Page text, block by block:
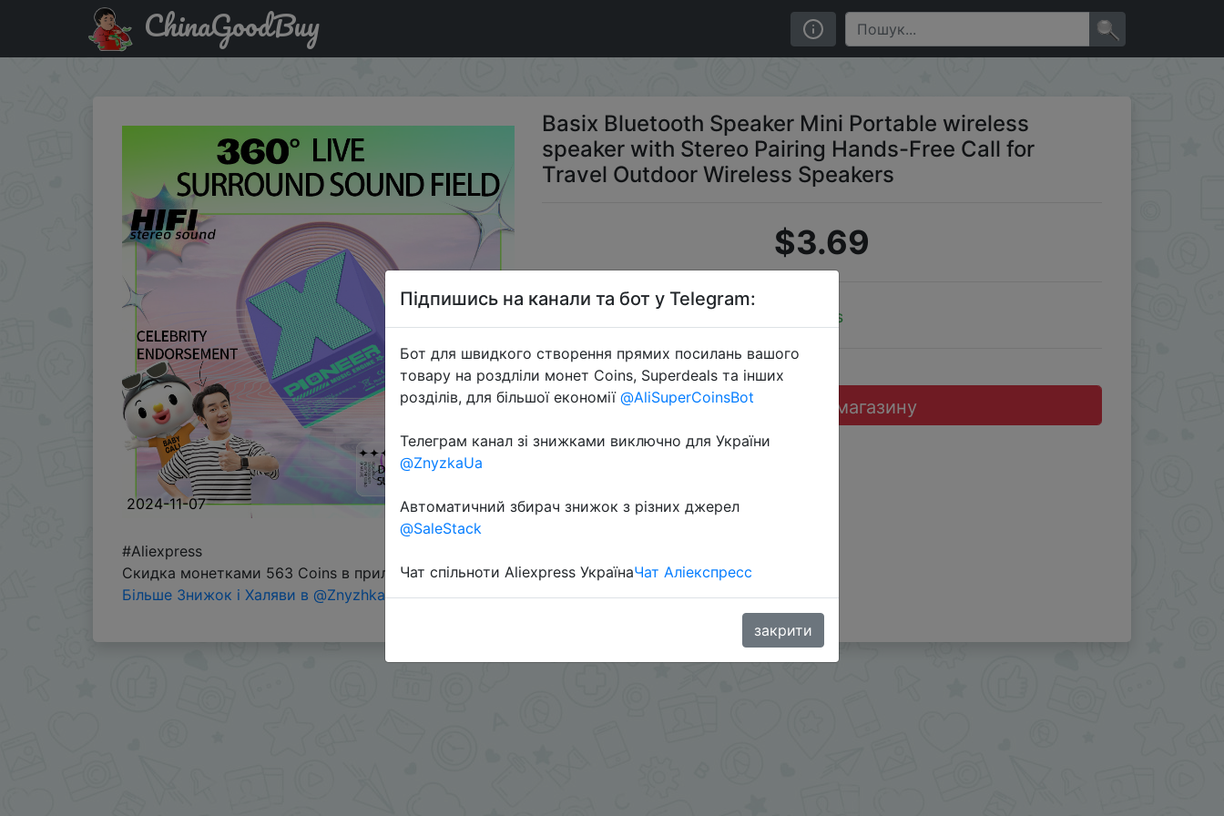
Купити на розпродажі Basix Bluetooth Speaker Mini Portable wireless speaker with Stereo Pairing Hands-Free Call for Travel Outdoor Wireless Speakers
ChinaGoodBuy
2024-11-07
Basix Bluetooth Speaker Mini Portable wireless
speaker with Stereo Pairing Hands-Free Call for
Travel Outdoor Wireless Speakers
$3.69
Coins
Перейти до магазину
#Aliexpress
Скидка монетками 563 Coins в приложении.
Більше Знижок і Халяви в @ZnyzhkaUA
Підпишись на канали та бот у Telegram:
Бот для швидкого створення прямих посилань вашого
товару на роздліли монет Coins, Superdeals та інших
розділів, для більшої економії @AliSuperCoinsBot
Телеграм канал зі знижками виключно для України
@ZnyzkaUa
Автоматичний збирач знижок з різних джерел
@SaleStack
Чат спільноти Aliexpress УкраїнаЧат Аліекспресс
закрити